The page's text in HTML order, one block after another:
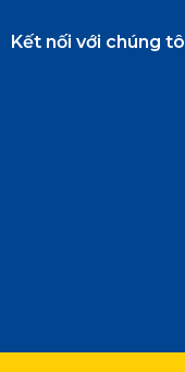
Kết nối với chúng